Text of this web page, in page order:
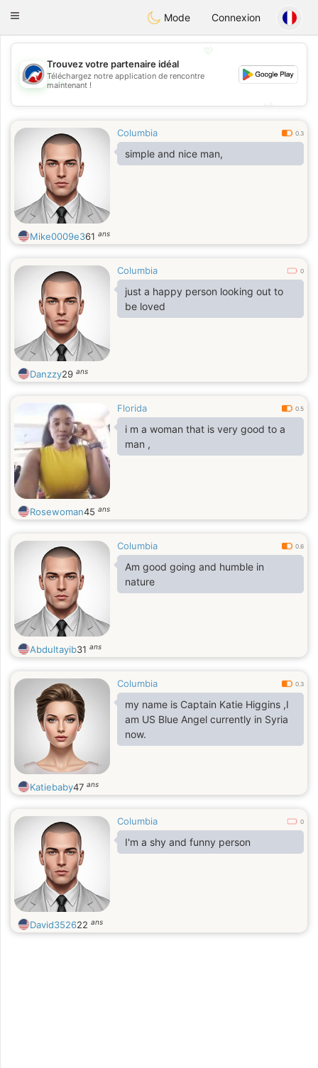
AustraliaChat
Toggle
Mode Connexion
💖
💕
Trouvez votre partenaire idéal
Téléchargez notre application de rencontre
maintenant !
Columbia 0.3
simple and nice man,
Mike0009e361 ans
Columbia 0
just a happy person looking out to
be loved
Danzzy29 ans
Florida 0.5
i m a woman that is very good to a
man ,
Rosewoman45 ans
Columbia 0.6
Am good going and humble in
nature
Abdultayib31 ans
Columbia 0.3
my name is Captain Katie Higgins ,I
am US Blue Angel currently in Syria
now.
Katiebaby47 ans
Columbia 0
I'm a shy and funny person
David352622 ans